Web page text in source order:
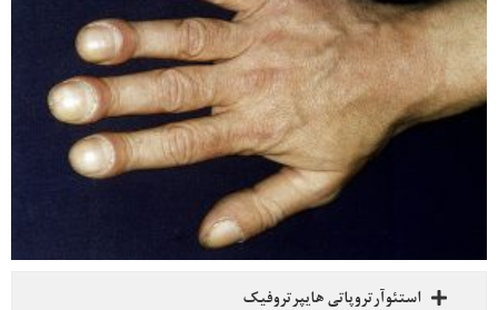
استئوآرتروپاتی هایپرتروفیک